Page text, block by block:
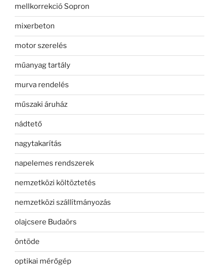
mellkorrekció Sopron
mixerbeton
motor szerelés
műanyag tartály
murva rendelés
műszaki áruház
nádtető
nagytakarítás
napelemes rendszerek
nemzetközi költöztetés
nemzetközi szállítmányozás
olajcsere Budaörs
öntöde
optikai mérőgép